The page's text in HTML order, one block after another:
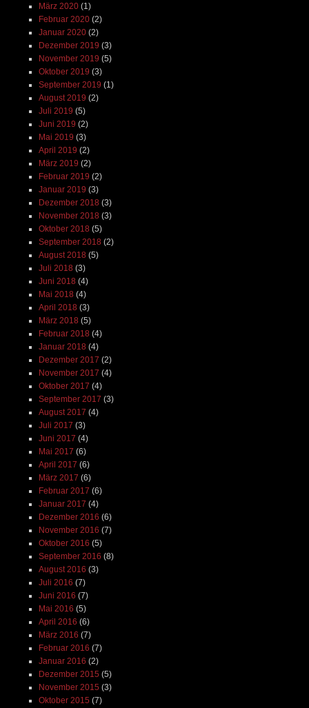
März 2020(1)
Februar 2020(2)
Januar 2020(2)
Dezember 2019 (3)
November 2019 (5)
Oktober 2019 (3)
September 2019 (1)
August 2019 (2)
Juli 2019 (5)
Juni 2019 (2)
Mai 2019 (3)
April 2019 (2)
März 2019 (2)
Februar 2019 (2)
Januar 2019 (3)
Dezember 2018 (3)
November 2018 (3)
Oktober 2018 (5)
September 2018 (2)
August 2018 (5)
Juli 2018 (3)
Juni 2018 (4)
Mai 2018 (4)
April 2018 (3)
März 2018 (5)
Februar 2018 (4)
Januar 2018 (4)
Dezember 2017 (2)
November 2017 (4)
Oktober 2017 (4)
September 2017 (3)
August 2017 (4)
Juli 2017 (3)
Juni 2017 (4)
Mai 2017 (6)
April 2017 (6)
März 2017 (6)
Februar 2017 (6)
Januar 2017 (4)
Dezember 2016 (6)
November 2016 (7)
Oktober 2016 (5)
September 2016 (8)
August 2016 (3)
Juli 2016 (7)
Juni 2016 (7)
Mai 2016 (5)
April 2016 (6)
März 2016 (7)
Februar 2016 (7)
Januar 2016 (2)
Dezember 2015 (5)
November 2015 (3)
Oktober 2015 (7)